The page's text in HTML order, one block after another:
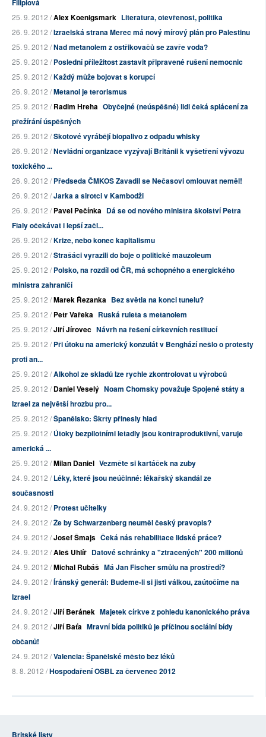
Filipiová
25. 9. 2012 /Alex Koenigsmark Literatura, otevřenost, politika
26. 9. 2012 /Izraelská strana Merec má nový mírový plán pro Palestinu
25. 9. 2012 /Nad metanolem z ostřikovačů se zavře voda?
25. 9. 2012 /Poslední příležitost zastavit připravené rušení nemocnic
25. 9. 2012 /Každý může bojovat s korupcí
26. 9. 2012 /Metanol je terorismus
25. 9. 2012 /Radim Hreha Obyčejné (neúspěšné) lidi čeká splácení za
přežírání úspěšných
26. 9. 2012 /Skotové vyrábějí biopalivo z odpadu whisky
26. 9. 2012 /Nevládní organizace vyzývají Británii k vyšetření vývozu
toxického ...
26. 9. 2012 /Předseda ČMKOS Zavadil se Nečasovi omlouvat neměl!
26. 9. 2012 /Jarka a sirotci v Kambodži
26. 9. 2012 /Pavel Pečínka Dá se od nového ministra školství Petra
Fialy očekávat i lepší začl...
26. 9. 2012 /Krize, nebo konec kapitalismu
26. 9. 2012 /Strašáci vyrazili do boje o politické mauzoleum
25. 9. 2012 /Polsko, na rozdíl od ČR, má schopného a energického
ministra zahraničí
25. 9. 2012 /Marek Řezanka Bez světla na konci tunelu?
25. 9. 2012 /Petr Vařeka Ruská ruleta s metanolem
25. 9. 2012 /Jiří Jírovec Návrh na řešení církevních restitucí
25. 9. 2012 /Při útoku na americký konzulát v Benghází nešlo o protesty
proti an...
25. 9. 2012 /Alkohol ze skladů lze rychle zkontrolovat u výrobců
25. 9. 2012 /Daniel Veselý Noam Chomsky považuje Spojené státy a
Izrael za největší hrozbu pro...
25. 9. 2012 /Španělsko: Škrty přinesly hlad
25. 9. 2012 /Útoky bezpilotními letadly jsou kontraproduktivní, varuje
americká ...
25. 9. 2012 /Milan Daniel Vezměte si kartáček na zuby
24. 9. 2012 /Léky, které jsou neúčinné: lékařský skandál ze
současnosti
24. 9. 2012 /Protest učitelky
24. 9. 2012 /Že by Schwarzenberg neuměl český pravopis?
24. 9. 2012 /Josef Šmajs Čeká nás rehabilitace lidské práce?
24. 9. 2012 /Aleš Uhlíř Datové schránky a "ztracených" 200 milionů
24. 9. 2012 /Michal Rubáš Má Jan Fischer smůlu na prostředí?
24. 9. 2012 /Íránský generál: Budeme-li si jisti válkou, zaútočíme na
Izrael
24. 9. 2012 /Jiří Beránek Majetek církve z pohledu kanonického práva
24. 9. 2012 /Jiří Baťa Mravní bída politiků je příčinou sociální bídy
občanů!
24. 9. 2012 /Valencia: Španělské město bez léků
8. 8. 2012 /Hospodaření OSBL za červenec 2012
Britské listy